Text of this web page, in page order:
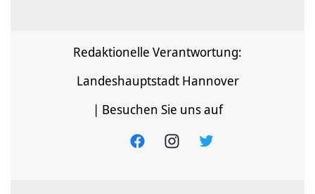
Redaktionelle Verantwortung:
Landeshauptstadt Hannover
| Besuchen Sie uns auf